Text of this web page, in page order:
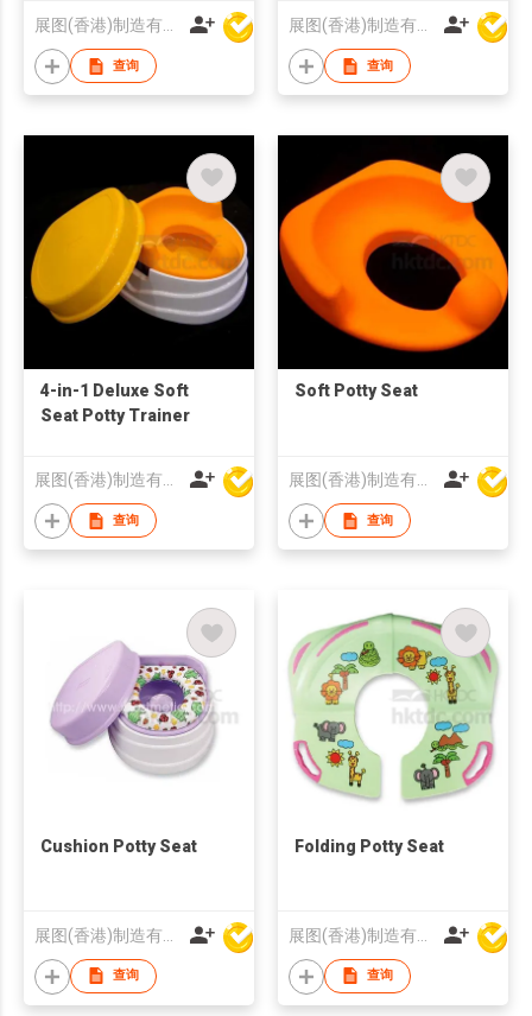
查询 查询
4-in-1 Deluxe Soft
Seat Potty Trainer
展图(香港)制造有限公司
查询
Soft Potty Seat
展图(香港)制造有限公司
查询
Cushion Potty Seat
查询
Folding Potty Seat
查询